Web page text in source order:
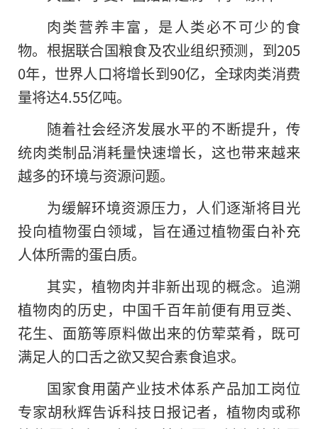
肉类营养丰富，是人类必不可少的食
物。根据联合国粮食及农业组织预测，到205
0年，世界人口将增长到90亿，全球肉类消费
量将达4.55亿吨。
随着社会经济发展水平的不断提升，传
统肉类制品消耗量快速增长，这也带来越来
越多的环境与资源问题。
为缓解环境资源压力，人们逐渐将目光
投向植物蛋白领域，旨在通过植物蛋白补充
人体所需的蛋白质。
其实，植物肉并非新出现的概念。追溯
植物肉的历史，中国千百年前便有用豆类、
花生、面筋等原料做出来的仿荤菜肴，既可
满足人的口舌之欲又契合素食追求。
国家食用菌产业技术体系产品加工岗位
专家胡秋辉告诉科技日报记者，植物肉或称